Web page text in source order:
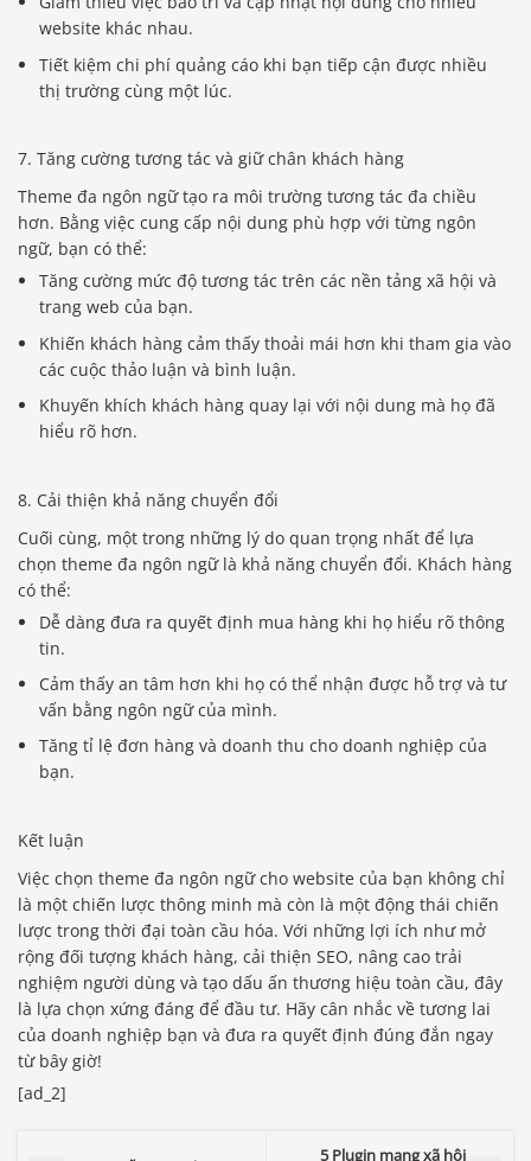
website khác nhau.
Tiết kiệm chi phí quảng cáo khi bạn tiếp cận được nhiều
thị trường cùng một lúc.
7. Tăng cường tương tác và giữ chân khách hàng
Theme đa ngôn ngữ tạo ra môi trường tương tác đa chiều
hơn. Bằng việc cung cấp nội dung phù hợp với từng ngôn
ngữ, bạn có thể:
Tăng cường mức độ tương tác trên các nền tảng xã hội và
trang web của bạn.
Khiến khách hàng cảm thấy thoải mái hơn khi tham gia vào
các cuộc thảo luận và bình luận.
Khuyến khích khách hàng quay lại với nội dung mà họ đã
hiểu rõ hơn.
8. Cải thiện khả năng chuyển đổi
Cuối cùng, một trong những lý do quan trọng nhất để lựa
chọn theme đa ngôn ngữ là khả năng chuyển đổi. Khách hàng
có thể:
Dễ dàng đưa ra quyết định mua hàng khi họ hiểu rõ thông
tin.
Cảm thấy an tâm hơn khi họ có thể nhận được hỗ trợ và tư
vấn bằng ngôn ngữ của mình.
Tăng tỉ lệ đơn hàng và doanh thu cho doanh nghiệp của
bạn.
Kết luận
Việc chọn theme đa ngôn ngữ cho website của bạn không chỉ
là một chiến lược thông minh mà còn là một động thái chiến
lược trong thời đại toàn cầu hóa. Với những lợi ích như mở
rộng đối tượng khách hàng, cải thiện SEO, nâng cao trải
nghiệm người dùng và tạo dấu ấn thương hiệu toàn cầu, đây
là lựa chọn xứng đáng để đầu tư. Hãy cân nhắc về tương lai
của doanh nghiệp bạn và đưa ra quyết định đúng đắn ngay
từ bây giờ!
[ad_2]
5 Plugin mạng xã hội